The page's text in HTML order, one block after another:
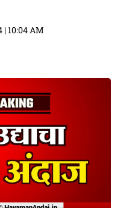
10:04 AM